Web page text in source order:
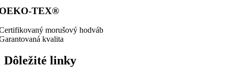
TEX®
morušový hodváb
kvalita
Dôležité linky